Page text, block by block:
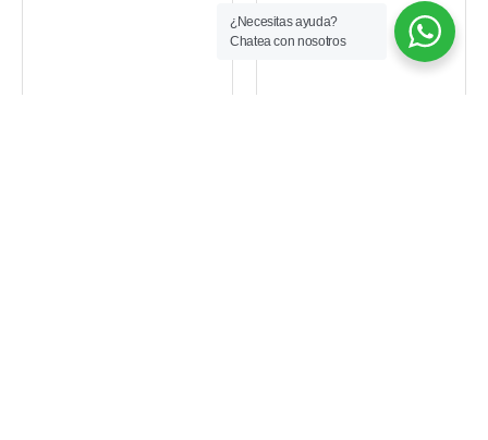
¿Necesitas ayuda?
Chatea con nosotros